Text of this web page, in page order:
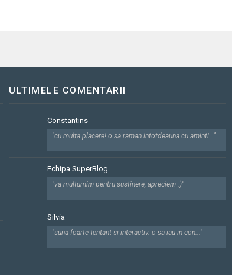
ULTIMELE COMENTARII
Constantins
"cu multa placere! o sa raman intotdeauna cu aminti..."
Echipa SuperBlog
"va multumim pentru sustinere, apreciem :)"
Silvia
"suna foarte tentant si interactiv. o sa iau in con..."